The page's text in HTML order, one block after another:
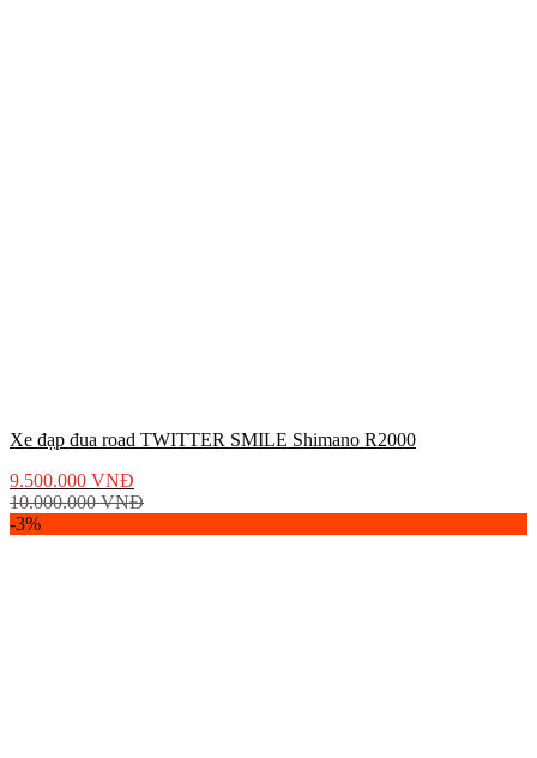
Xe đạp đua road TWITTER SMILE Shimano R2000
9.500.000 VNĐ
10.000.000VNĐ
-3%